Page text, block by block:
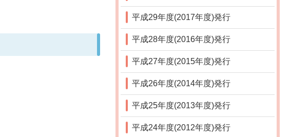
平成29年度(2017年度)発行
平成28年度(2016年度)発行
平成27年度(2015年度)発行
平成26年度(2014年度)発行
平成25年度(2013年度)発行
平成24年度(2012年度)発行